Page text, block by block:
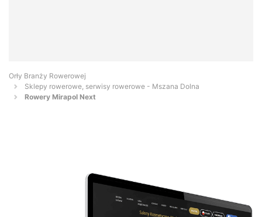
Orły Branży Rowerowej
Sklepy rowerowe, serwisy rowerowe - Mszana Dolna
Rowery Mirapol Next